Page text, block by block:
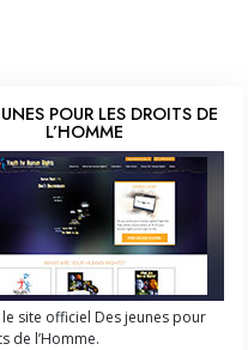
POUR LES DROITS DE
L’HOMME
le site officiel Des jeunes pour
de l’Homme.